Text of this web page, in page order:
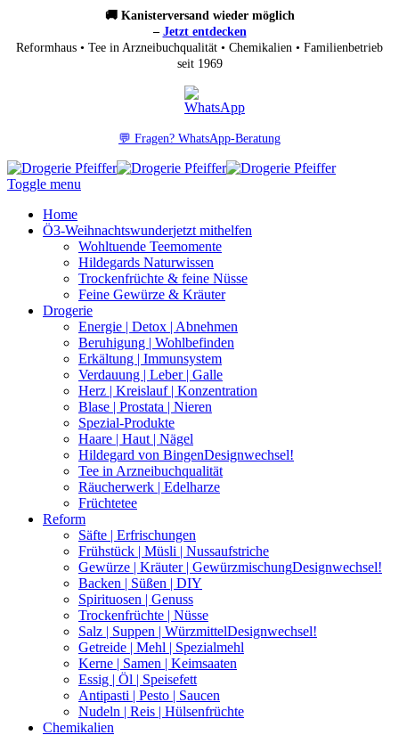
🚚 Kanisterversand wieder möglich
– Jetzt entdecken
Reformhaus • Tee in Arzneibuchqualität • Chemikalien • Familienbetrieb
seit 1969
💬 Fragen? WhatsApp-Beratung
Toggle menu
Home
Ö3-Weihnachtswunderjetzt mithelfen
Wohltuende Teemomente
Hildegards Naturwissen
Trockenfrüchte & feine Nüsse
Feine Gewürze & Kräuter
Drogerie
Energie | Detox | Abnehmen
Beruhigung | Wohlbefinden
Erkältung | Immunsystem
Verdauung | Leber | Galle
Herz | Kreislauf | Konzentration
Blase | Prostata | Nieren
Spezial-Produkte
Haare | Haut | Nägel
Hildegard von BingenDesignwechsel!
Tee in Arzneibuchqualität
Räucherwerk | Edelharze
Früchtetee
Reform
Säfte | Erfrischungen
Frühstück | Müsli | Nussaufstriche
Gewürze | Kräuter | GewürzmischungDesignwechsel!
Backen | Süßen | DIY
Spirituosen | Genuss
Trockenfrüchte | Nüsse
Salz | Suppen | WürzmittelDesignwechsel!
Getreide | Mehl | Spezialmehl
Kerne | Samen | Keimsaaten
Essig | Öl | Speisefett
Antipasti | Pesto | Saucen
Nudeln | Reis | Hülsenfrüchte
Chemikalien